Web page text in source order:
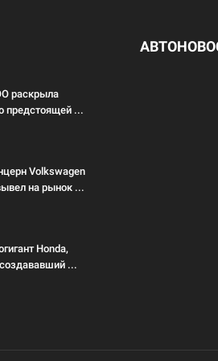
раскрыла
предстоящей ...
Volkswagen
на рынок ...
Honda,
...